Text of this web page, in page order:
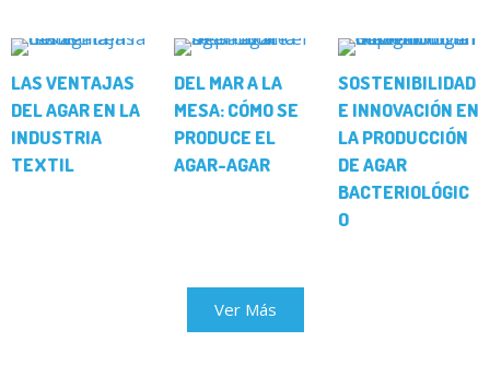
LAS VENTAJAS
DEL AGAR EN LA
INDUSTRIA
TEXTIL
DEL MAR A LA
MESA: CÓMO SE
PRODUCE EL
AGAR-AGAR
SOSTENIBILIDAD
E INNOVACIÓN EN
LA PRODUCCIÓN
DE AGAR
BACTERIOLÓGIC
O
Ver Más